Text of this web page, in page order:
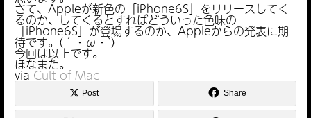
さて、Appleが新色の「iPhone6S」をリリースしてく
るのか、してくるとすればどういった色味の
「iPhone6S」が登場するのか、Appleからの発表に期
待です。(´・ω・`)
今回は以上です。
ほなまた。
viaCult of Mac
Post Share